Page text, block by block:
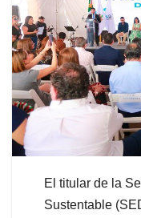
El titular de la
Sustentable